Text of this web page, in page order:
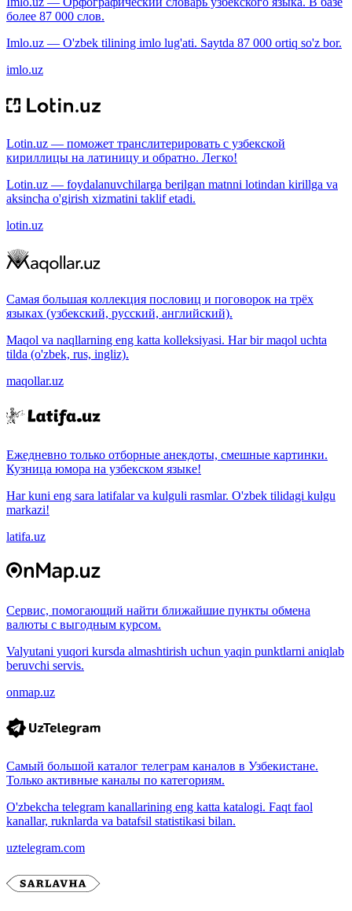
более 87 000 слов.
Imlo.uz — O'zbek tilining imlo lug'ati. Saytda 87 000 ortiq so'z bor.
imlo.uz
Lotin.uz — поможет транслитерировать с узбекской
кириллицы на латиницу и обратно. Легко!
Lotin.uz — foydalanuvchilarga berilgan matnni lotindan kirillga va
aksincha o'girish xizmatini taklif etadi.
lotin.uz
Самая большая коллекция пословиц и поговорок на трёх
языках (узбекский, русский, английский).
Maqol va naqllarning eng katta kolleksiyasi. Har bir maqol uchta
tilda (o'zbek, rus, ingliz).
maqollar.uz
Ежедневно только отборные анекдоты, смешные картинки.
Кузница юмора на узбекском языке!
Har kuni eng sara latifalar va kulguli rasmlar. O'zbek tilidagi kulgu
markazi!
latifa.uz
Сервис, помогающий найти ближайшие пункты обмена
валюты с выгодным курсом.
Valyutani yuqori kursda almashtirish uchun yaqin punktlarni aniqlab
beruvchi servis.
onmap.uz
Самый большой каталог телеграм каналов в Узбекистане.
Только активные каналы по категориям.
O'zbekcha telegram kanallarining eng katta katalogi. Faqt faol
kanallar, ruknlarda va batafsil statistikasi bilan.
uztelegram.com